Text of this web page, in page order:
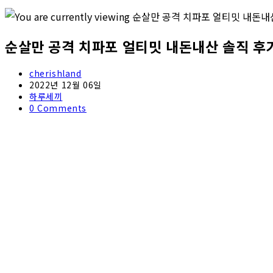
순살만 공격 치파포 얼티밋 내돈내산 솔직 후
Post
author:
cherishland
Post
published:
2022년 12월 06일
Post
category:
하루세끼
Post
0 Comments